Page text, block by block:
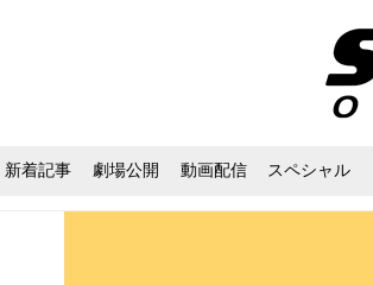
新着記事 劇場公開 動画配信 スペシャル